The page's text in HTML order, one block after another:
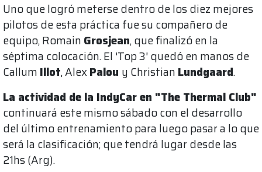
Uno que logró meterse dentro de los diez mejores
pilotos de esta práctica fue su compañero de
equipo, Romain Grosjean, que finalizó en la
séptima colocación. El 'Top 3' quedó en manos de
Callum Illot, AlexPalou y Christian Lundgaard.
La actividad de la IndyCar en "The Thermal Club"
continuará este mismo sábado con el desarrollo
del último entrenamiento para luego pasar a lo que
será la clasificación; que tendrá lugar desde las
21hs (Arg).